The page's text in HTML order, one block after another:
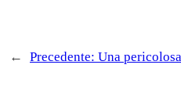
← Precedente: Una